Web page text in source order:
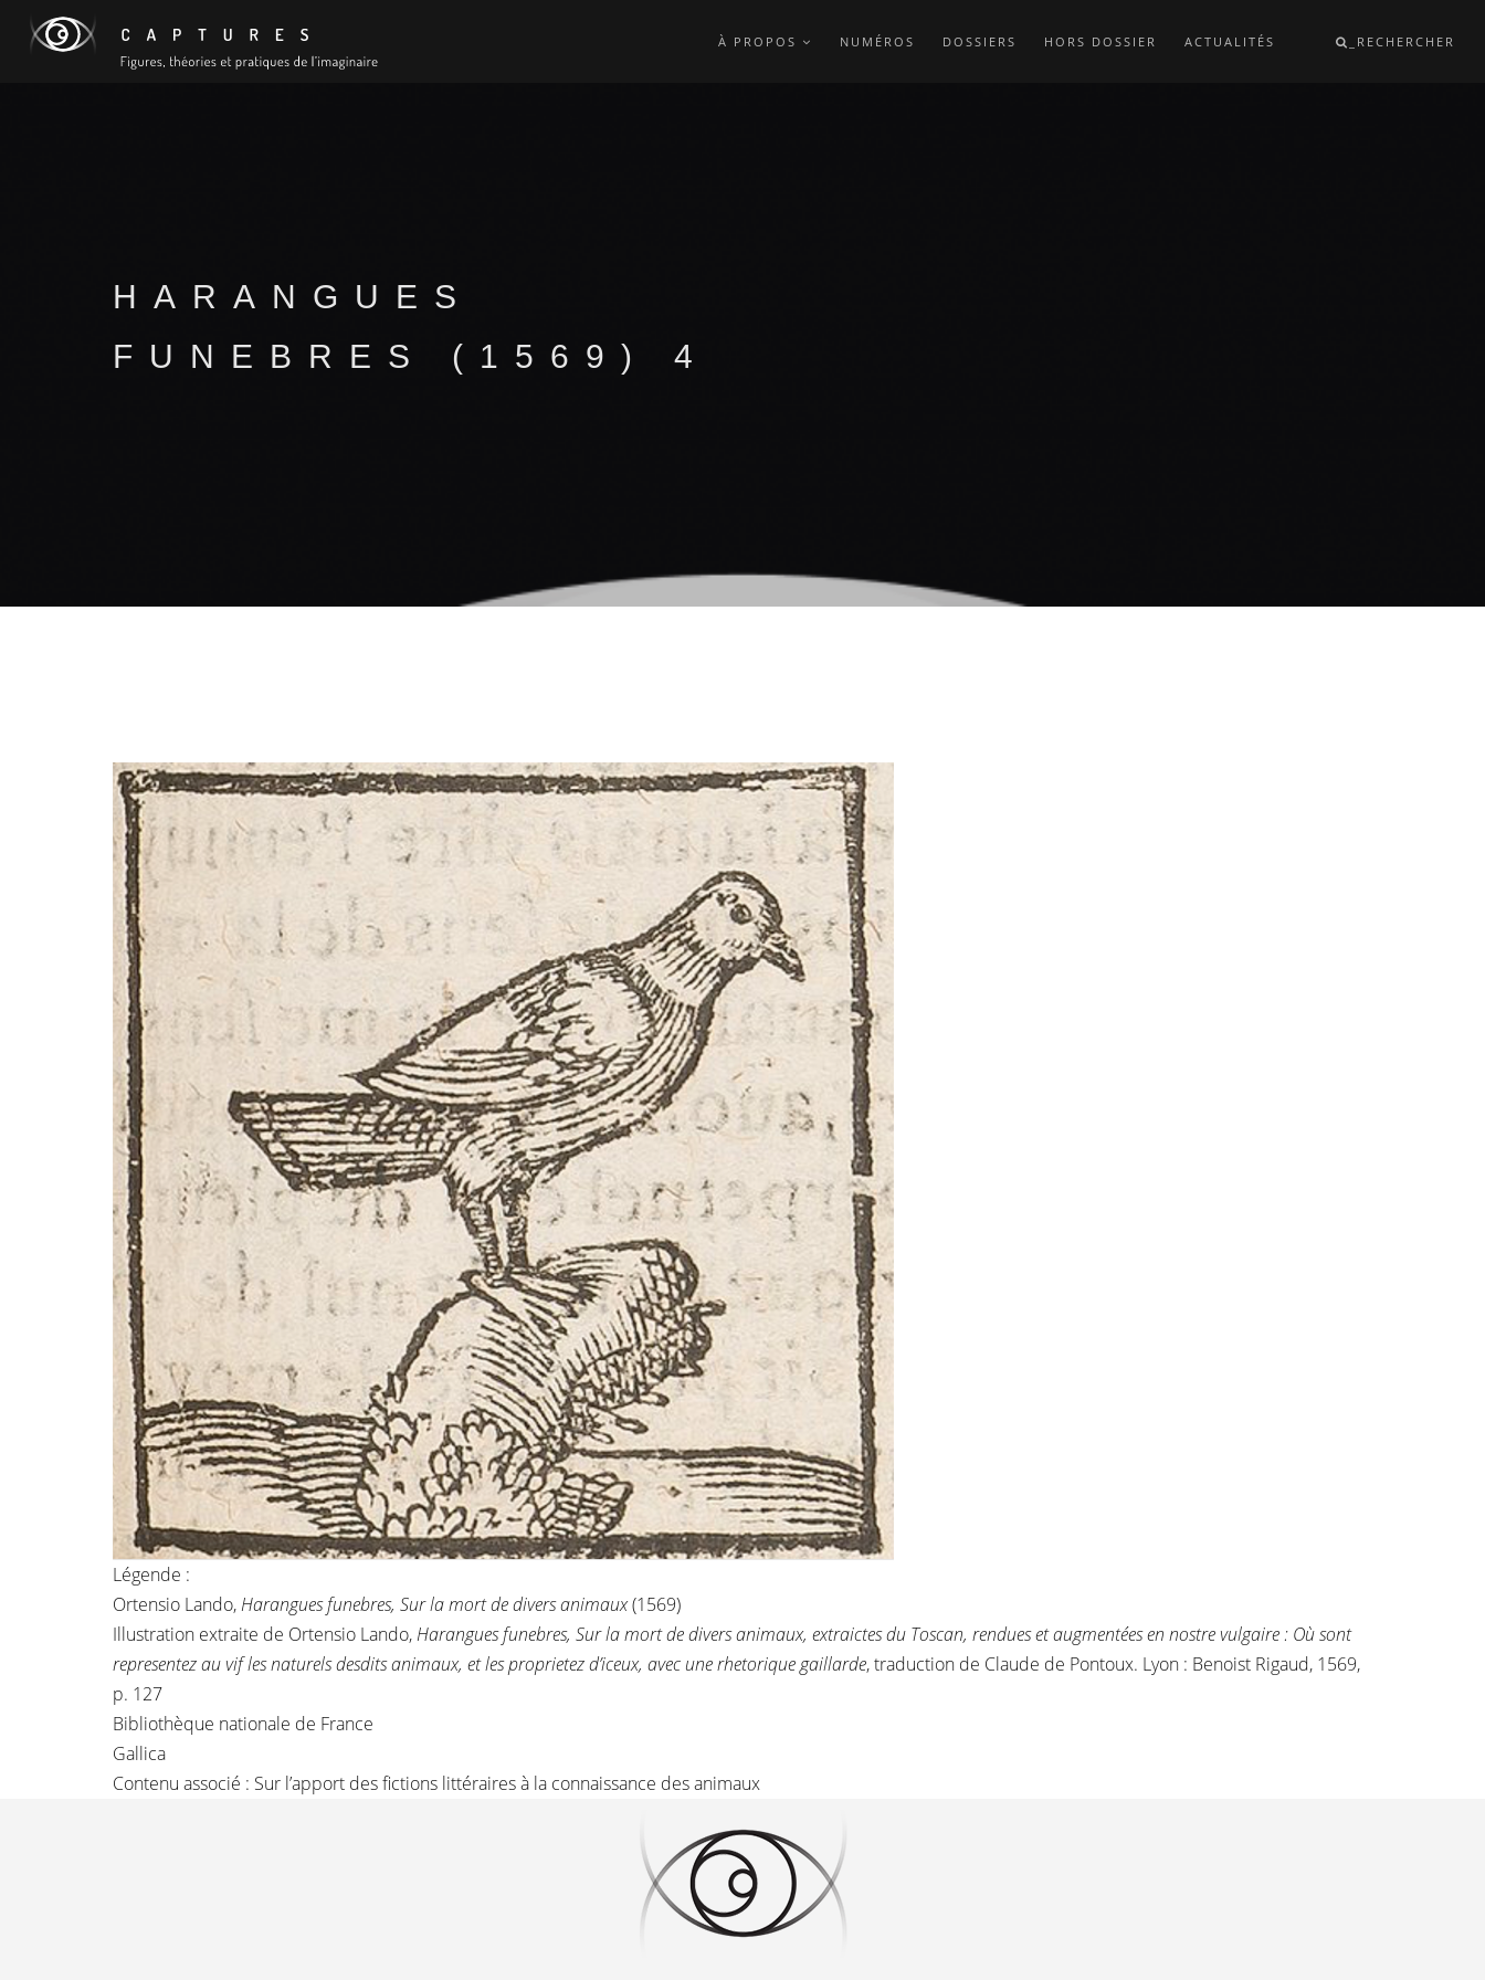
À PROPOS NUMÉROS DOSSIERS HORS DOSSIER ACTUALITÉS _RECHERCHER
HARANGUES
FUNEBRES (1569) 4
Légende :
Ortensio Lando,Harangues funebres, Sur la mort de divers animaux(1569)
Illustration extraite de Ortensio Lando,Harangues funebres, Sur la mort de divers animaux, extraictes du Toscan, rendues et augmentées en nostre vulgaire : Où sont
representez au vif les naturels desdits animaux, et les proprietez d’iceux, avec une rhetorique gaillarde, traduction de Claude de Pontoux. Lyon : Benoist Rigaud, 1569,
p. 127
Bibliothèque nationale de France
Gallica
Contenu associé : Sur l’apport des fictions littéraires à la connaissance des animaux